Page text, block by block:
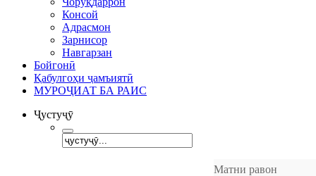
Консой
Адрасмон
Зарнисор
Навгарзан
Бойгонӣ
Қабулгоҳи ҷамъиятӣ
МУРОҶИАТ БА РАИС
Ҷустуҷӯ
Матни равон